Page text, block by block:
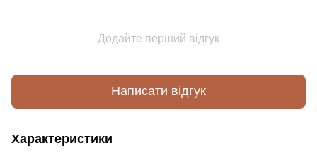
Додайте перший відгук
Написати відгук
Характеристики